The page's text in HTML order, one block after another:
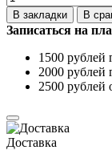
В закладки
В
Записаться на
1500 рублей
2000 рублей
2500 рублей
Доставка